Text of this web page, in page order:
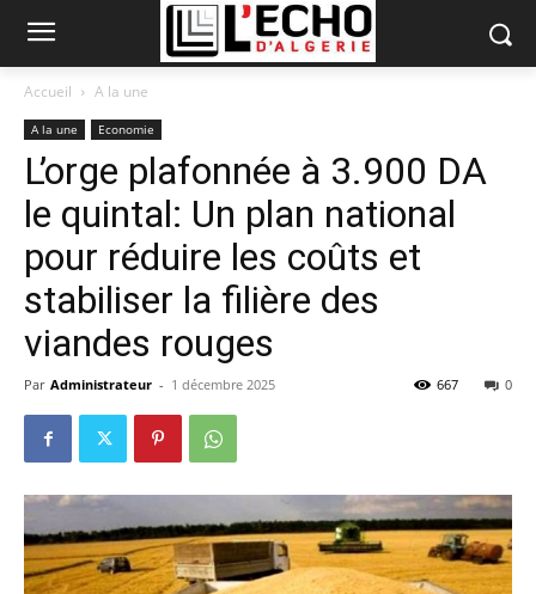
Accueil A la une
A la une Economie
L’orge plafonnée à 3.900 DA
le quintal: Un plan national
pour réduire les coûts et
stabiliser la filière des
viandes rouges
Par Administrateur - 1 décembre 2025 0
667